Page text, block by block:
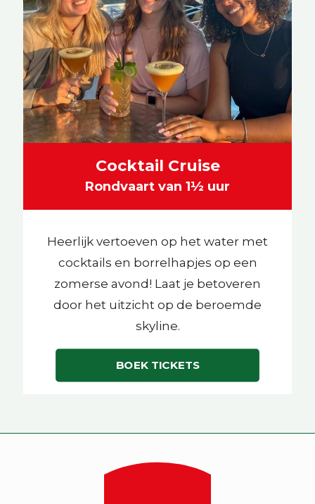
Cocktail Cruise
Rondvaart van 1½ uur
Heerlijk vertoeven op het water met
cocktails en borrelhapjes op een
zomerse avond! Laat je betoveren
door het uitzicht op de beroemde
skyline.
BOEK TICKETS